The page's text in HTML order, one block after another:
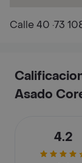
Calle 40 ·73
Asado
4.2